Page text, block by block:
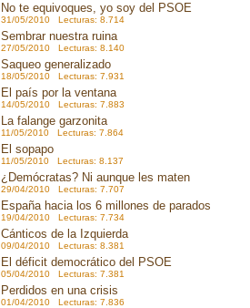
No te equivoques, yo soy del PSOE
31/05/2010 Lecturas: 8.714
Sembrar nuestra ruina
27/05/2010 Lecturas: 8.140
Saqueo generalizado
18/05/2010 Lecturas: 7.931
El país por la ventana
14/05/2010 Lecturas: 7.883
La falange garzonita
11/05/2010 Lecturas: 7.864
El sopapo
11/05/2010 Lecturas: 8.137
¿Demócratas? Ni aunque les maten
29/04/2010 Lecturas: 7.707
España hacia los 6 millones de parados
19/04/2010 Lecturas: 7.734
Cánticos de la Izquierda
09/04/2010 Lecturas: 8.381
El déficit democrático del PSOE
05/04/2010 Lecturas: 7.381
Perdidos en una crisis
01/04/2010 Lecturas: 7.836